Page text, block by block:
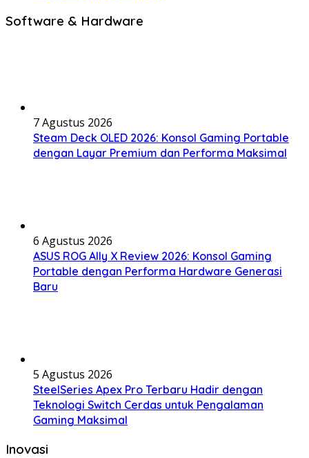
Software & Hardware
7 Agustus 2026
Steam Deck OLED 2026: Konsol Gaming Portable
dengan Layar Premium dan Performa Maksimal
6 Agustus 2026
ASUS ROG Ally X Review 2026: Konsol Gaming
Portable dengan Performa Hardware Generasi
Baru
5 Agustus 2026
SteelSeries Apex Pro Terbaru Hadir dengan
Teknologi Switch Cerdas untuk Pengalaman
Gaming Maksimal
Inovasi